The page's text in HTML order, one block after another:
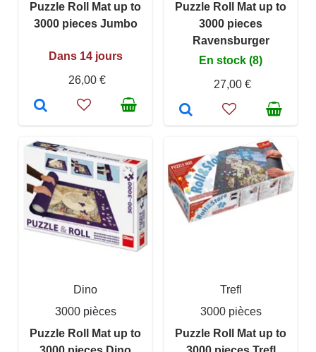
Puzzle Roll Mat up to
3000 pieces Jumbo
Dans 14 jours
26,00 €
Puzzle Roll Mat up to
3000 pieces
Ravensburger
En stock (8)
27,00 €
Dino
3000 pièces
Puzzle Roll Mat up to
Trefl
3000 pièces
Puzzle Roll Mat up to